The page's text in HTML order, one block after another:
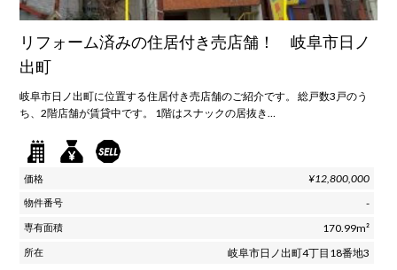
リフォーム済みの住居付き売店舗！ 岐阜市日ノ
出町
岐阜市日ノ出町に位置する住居付き売店舗のご紹介です。 総戸数3戸のう
ち、2階店舗が賃貸中です。 1階はスナックの居抜き…
¥12,800,000
-
170.99m²
岐阜市日ノ出町4丁目18番地3